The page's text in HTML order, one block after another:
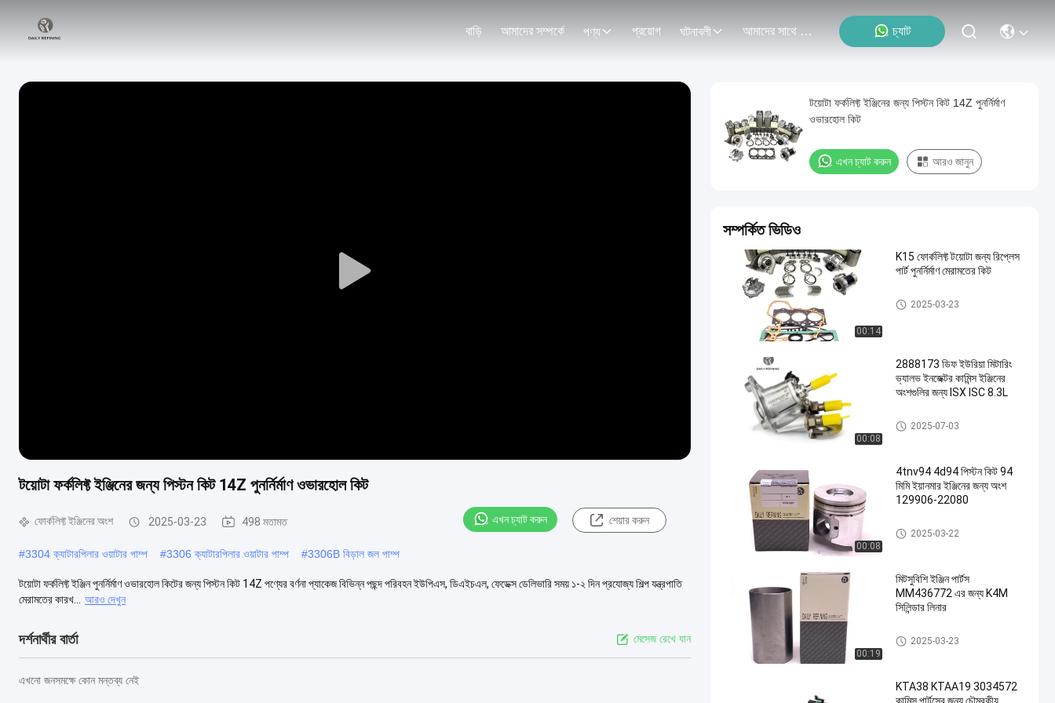
বাড়ি আমাদের সম্পর্কে পণ্য প্রয়োগ ঘটনাবলী আমাদের সাথে যোগাযোগ চ্যাট
Play
টয়োটা ফর্কলিফ্ট ইঞ্জিনের জন্য পিস্টন কিট 14Z পুনর্নির্মাণ ওভারহোল কিট
ফোর্কলিফ্ট ইঞ্জিনের অংশ 2025-03-23 498 মতামত এখন চ্যাট করুন শেয়ার করুন
#3304 ক্যাটারপিলার ওয়াটার পাম্প #3306 ক্যাটারপিলার ওয়াটার পাম্প #3306B বিড়াল জল পাম্প
টয়োটা ফর্কলিফ্ট ইঞ্জিন পুনর্নির্মাণ ওভারহোল কিটের জন্য পিস্টন কিট 14Z পণ্যের বর্ণনা প্যাকেজ বিভিন্ন পছন্দ পরিবহন ইউপিএস, ডিএইচএল, ফেডেক্স ডেলিভারি সময় ১-২ দিন প্রযোজ্য শিল্প যন্ত্রপাতি
মেরামতের কারখ...
আরও দেখুন
দর্শনার্থীর বার্তা মেসেজ রেখে যান
এখনো জনসমক্ষে কোন মন্তব্য নেই
টয়োটা ফর্কলিফ্ট ইঞ্জিনের জন্য পিস্টন কিট 14Z পুনর্নির্মাণ
ওভারহোল কিট
এখন চ্যাট করুন আরও জানুন
সম্পর্কিত ভিডিও
00:14
K15 ফোর্কলিফ্ট টয়োটা জন্য রিপ্লেস
পার্ট পুনর্নির্মাণ মেরামতের কিট
ফোর্কলিফ্ট ইঞ্জিনের অংশ
2025-03-23
00:08
2888173 ডিফ ইউরিয়া মিটারিং
ভ্যালভ ইনজেক্টর কামিন্স ইঞ্জিনের
অংশগুলির জন্য ISX ISC 8.3L
CUMMINS ইঞ্জিনের যন্ত্রাংশ
2025-07-03
00:08
4tnv94 4d94 পিস্টন কিট 94
মিমি ইয়ানমার ইঞ্জিনের জন্য অংশ
129906-22080
ইয়ানমার ইঞ্জিনের যন্ত্রাংশ
2025-03-22
00:19
মিটসুবিশি ইঞ্জিন পার্টস
MM436772 এর জন্য K4M
সিলিন্ডার লিনার
MITSUBISHI ইঞ্জিন পার্টস
2025-03-23
KTA38 KTAA19 3034572